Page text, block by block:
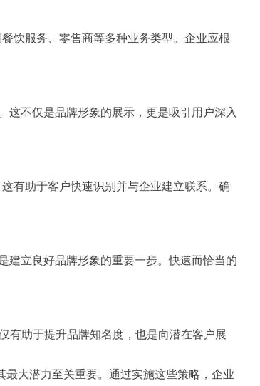
饮服务、零售商等多种业务类型。企业应根
不仅是品牌形象的展示，更是吸引用户深入
有助于客户快速识别并与企业建立联系。确
建立良好品牌形象的重要一步。快速而恰当的
有助于提升品牌知名度，也是向潜在客户展
大潜力至关重要。通过实施这些策略，企业